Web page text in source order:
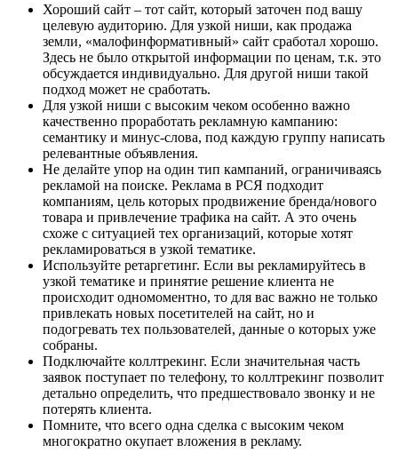
Хороший сайт – тот сайт, который заточен под вашу
целевую аудиторию. Для узкой ниши, как продажа
земли, «малофинформативный» сайт сработал хорошо.
Здесь не было открытой информации по ценам, т.к. это
обсуждается индивидуально. Для другой ниши такой
подход может не сработать.
Для узкой ниши с высоким чеком особенно важно
качественно проработать рекламную кампанию:
семантику и минус-слова, под каждую группу написать
релевантные объявления.
Не делайте упор на один тип кампаний, ограничиваясь
рекламой на поиске. Реклама в РСЯ подходит
компаниям, цель которых продвижение бренда/нового
товара и привлечение трафика на сайт. А это очень
схоже с ситуацией тех организаций, которые хотят
рекламироваться в узкой тематике.
Используйте ретаргетинг. Если вы рекламируйтесь в
узкой тематике и принятие решение клиента не
происходит одномоментно, то для вас важно не только
привлекать новых посетителей на сайт, но и
подогревать тех пользователей, данные о которых уже
собраны.
Подключайте коллтрекинг. Если значительная часть
заявок поступает по телефону, то коллтрекинг позволит
детально определить, что предшествовало звонку и не
потерять клиента.
Помните, что всего одна сделка с высоким чеком
многократно окупает вложения в рекламу.